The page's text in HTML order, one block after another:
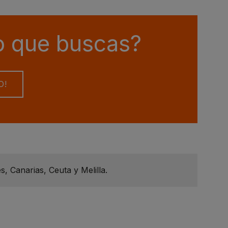
que buscas?
Canarias, Ceuta y Melilla.